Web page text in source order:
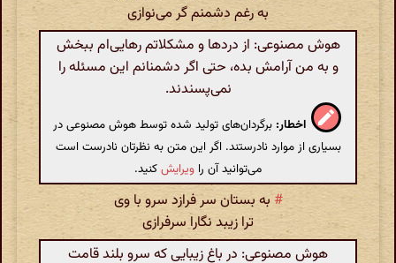
به رغم دشمنم گر می‌نوازی
هوش مصنوعی: از دردها و مشکلاتم رهایی‌ام ببخش
و به من آرامش بده، حتی اگر دشمنانم این مسئله را
نمی‌پسندند.
اخطار: برگردان‌های تولید شده توسط هوش مصنوعی در
بسیاری از موارد نادرستند. اگر این متن به نظرتان نادرست است
می‌توانید آن را ویرایشکنید.
# به بستان سر فرازد سرو با وی
ترا زیبد نگارا سرفرازی
هوش مصنوعی: در باغ زیبایی که سرو بلند قامت